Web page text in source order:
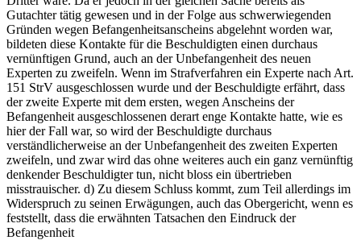
Gutachter tätig gewesen und in der Folge aus schwerwiegenden
Gründen wegen Befangenheitsanscheins abgelehnt worden war,
bildeten diese Kontakte für die Beschuldigten einen durchaus
vernünftigen Grund, auch an der Unbefangenheit des neuen
Experten zu zweifeln. Wenn im Strafverfahren ein Experte nach Art.
151 StrV ausgeschlossen wurde und der Beschuldigte erfährt, dass
der zweite Experte mit dem ersten, wegen Anscheins der
Befangenheit ausgeschlossenen derart enge Kontakte hatte, wie es
hier der Fall war, so wird der Beschuldigte durchaus
verständlicherweise an der Unbefangenheit des zweiten Experten
zweifeln, und zwar wird das ohne weiteres auch ein ganz vernünftig
denkender Beschuldigter tun, nicht bloss ein übertrieben
misstrauischer. d) Zu diesem Schluss kommt, zum Teil allerdings im
Widerspruch zu seinen Erwägungen, auch das Obergericht, wenn es
feststellt, dass die erwähnten Tatsachen den Eindruck der
Befangenheit